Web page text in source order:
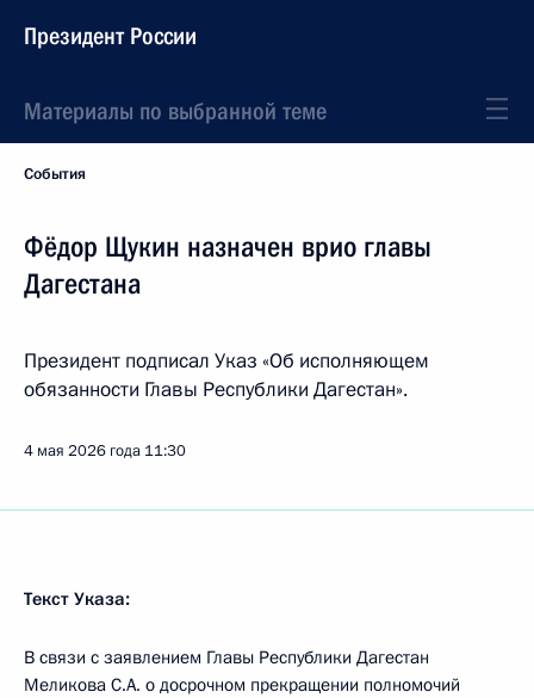
Президент России
Материалы по выбранной теме
События
Фёдор Щукин назначен врио главы
Дагестана
Президент подписал Указ «Об исполняющем
обязанности Главы Республики Дагестан».
4 мая 2026 года 11:30
Текст Указа:
B связи с заявлением Главы Республики Дагестан
Меликова С.А. о досрочном прекращении полномочий